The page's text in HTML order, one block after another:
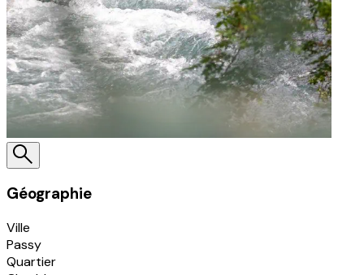
Géographie
Ville
Passy
Quartier